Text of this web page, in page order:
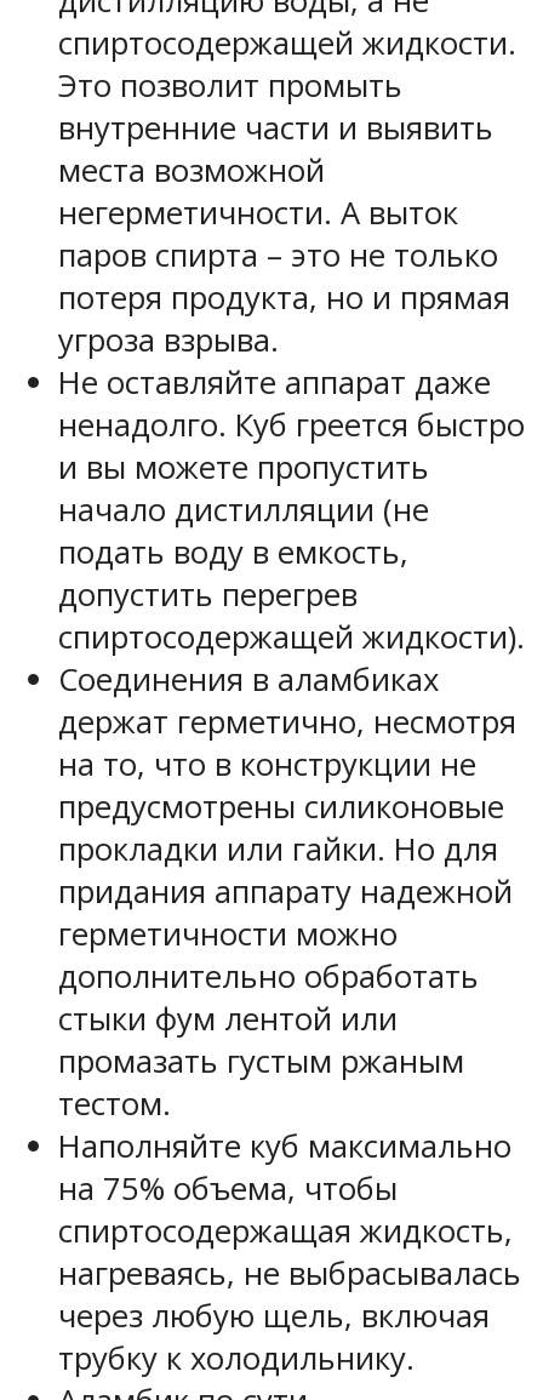
спиртосодержащей жидкости.
Это позволит промыть
внутренние части и выявить
места возможной
негерметичности. А выток
паров спирта – это не только
потеря продукта, но и прямая
угроза взрыва.
Не оставляйте аппарат даже
ненадолго. Куб греется быстро
и вы можете пропустить
начало дистилляции (не
подать воду в емкость,
допустить перегрев
спиртосодержащей жидкости).
Соединения в аламбиках
держат герметично, несмотря
на то, что в конструкции не
предусмотрены силиконовые
прокладки или гайки. Но для
придания аппарату надежной
герметичности можно
дополнительно обработать
стыки фум лентой или
промазать густым ржаным
тестом.
Наполняйте куб максимально
на 75% объема, чтобы
спиртосодержащая жидкость,
нагреваясь, не выбрасывалась
через любую щель, включая
трубку к холодильнику.